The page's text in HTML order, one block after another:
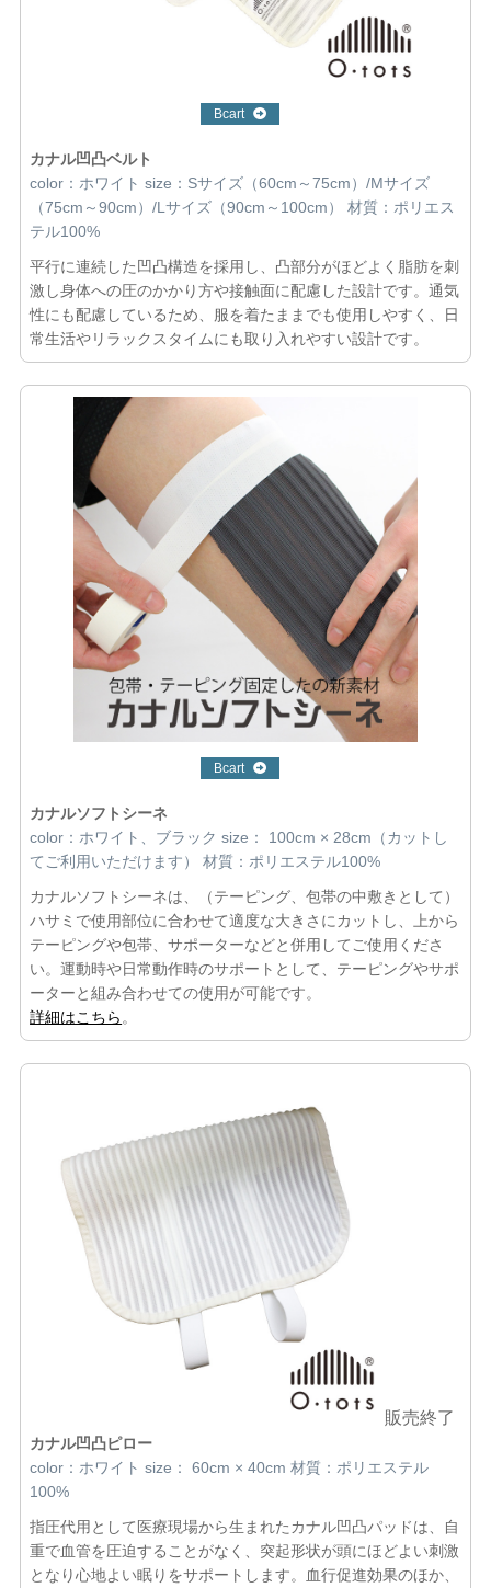
Bcart
カナル凹凸ベルト
color：ホワイト size：Sサイズ（60cm～75cm）/Mサイズ
（75cm～90cm）/Lサイズ（90cm～100cm） 材質：ポリエス
テル100%
平行に連続した凹凸構造を採用し、凸部分がほどよく脂肪を刺
激し身体への圧のかかり方や接触面に配慮した設計です。通気
性にも配慮しているため、服を着たままでも使用しやすく、日
常生活やリラックスタイムにも取り入れやすい設計です。
Bcart
カナルソフトシーネ
color：ホワイト、ブラック size： 100cm × 28cm（カットし
てご利用いただけます） 材質：ポリエステル100%
カナルソフトシーネは、（テーピング、包帯の中敷きとして）
ハサミで使用部位に合わせて適度な大きさにカットし、上から
テーピングや包帯、サポーターなどと併用してご使用くださ
い。運動時や日常動作時のサポートとして、テーピングやサポ
ーターと組み合わせての使用が可能です。
詳細はこちら 。
販売終了
カナル凹凸ピロー
color：ホワイト size： 60cm × 40cm 材質：ポリエステル
100%
指圧代用として医療現場から生まれたカナル凹凸パッドは、自
重で血管を圧迫することがなく、突起形状が頭にほどよい刺激
となり心地よい眠りをサポートします。血行促進効果のほか、